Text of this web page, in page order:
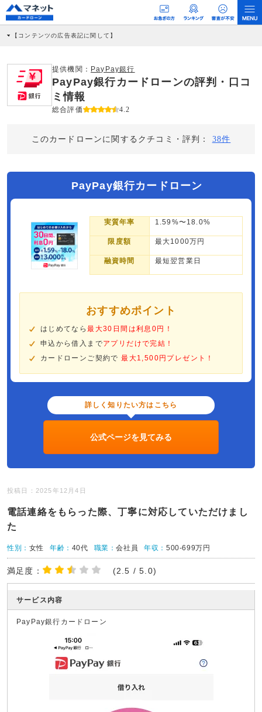
【コンテンツの広告表記に関して】
社に対して企業から紹介報酬が支払われるという収益モデルです。 ただし、特定の
商品を根拠なくPRするものではなく、当編集部の調査／ユーザーへの口コミ収集な
どに基づき、公平性を担保した情報提供を行っています。
>提携企業一覧
提供機関： PayPay銀行
PayPay銀行カードローンの評判・口コ
ミ情報
総合評価 4.2
このカードローンに関するクチコミ・評判： 38件
PayPay銀行カードローン
実質年率 1.59%〜18.0%
限度額 最大1000万円
融資時間 最短翌営業日
おすすめポイント
はじめてなら最大30日間は利息0円！
申込から借入までアプリだけで完結！
カードローンご契約で最大1,500円プレゼント！
詳しく知りたい方はこちら
公式ページを見てみる
投稿日：2025年12月4日
電話連絡をもらった際、丁寧に対応していただけまし
た
性別： 女性 年齢： 40代 職業：会社員 年収：500-699万円
満足度： (2.5 / 5.0)
サービス内容
PayPay銀行カードローン